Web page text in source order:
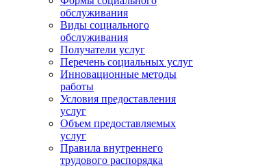
обслуживания
Виды социального
обслуживания
Получатели услуг
Перечень социальных услуг
Инновационные методы
работы
Условия предоставления
услуг
Объем предоставляемых
услуг
Правила внутреннего
трудового распорядка